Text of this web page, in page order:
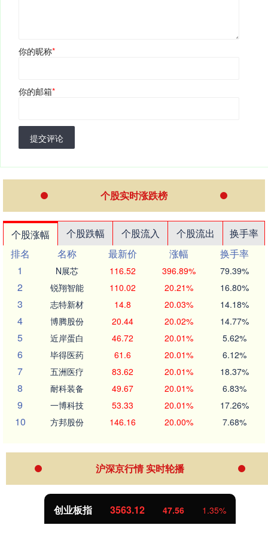
你的昵称*
你的邮箱*
提交评论
个股实时涨跌榜
个股涨幅 个股跌幅 个股流入 个股流出
换手率
排名
名称 最新价 涨幅
换手率
1
N展芯 116.52 396.89% 79.39%
2 锐翔智能 110.02 20.21% 16.80%
3 志特新材 14.8 20.03% 14.18%
4 博腾股份 20.44 20.02% 14.77%
5 近岸蛋白 46.72 20.01% 5.62%
6 毕得医药 61.6 20.01% 6.12%
7 五洲医疗 83.62 20.01% 18.37%
8 耐科装备 49.67 20.01% 6.83%
9 一博科技 53.33 20.01% 17.26%
10 方邦股份 146.16 20.00% 7.68%
沪深京行情 实时轮播
创业板指 3563.12 47.56 1.35%